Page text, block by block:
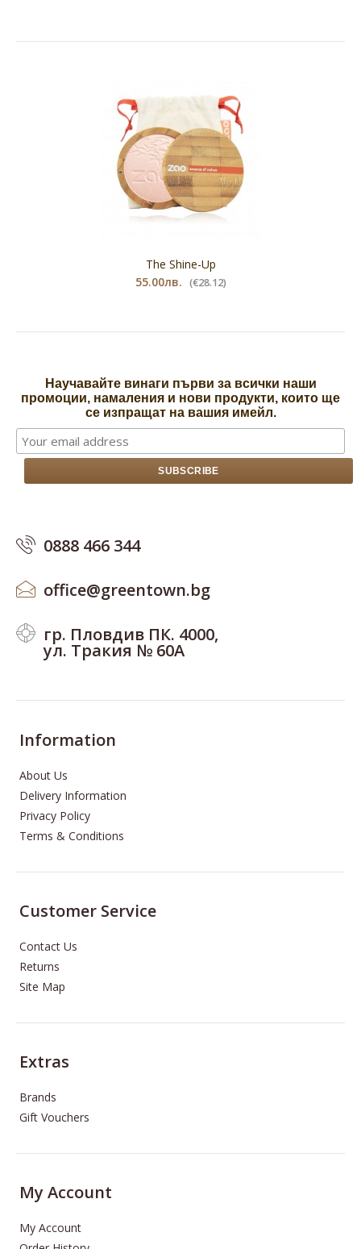
The Shine-Up
55.00лв. (€28.12)
Научавайте винаги първи за всички наши
промоции, намаления и нови продукти, които ще
се изпращат на вашия имейл.
0888 466 344
office@greentown.bg
гр. Пловдив ПК. 4000,
ул. Тракия № 60А
Information
About Us
Delivery Information
Privacy Policy
Terms & Conditions
Customer Service
Contact Us
Returns
Site Map
Extras
Brands
Gift Vouchers
My Account
My Account